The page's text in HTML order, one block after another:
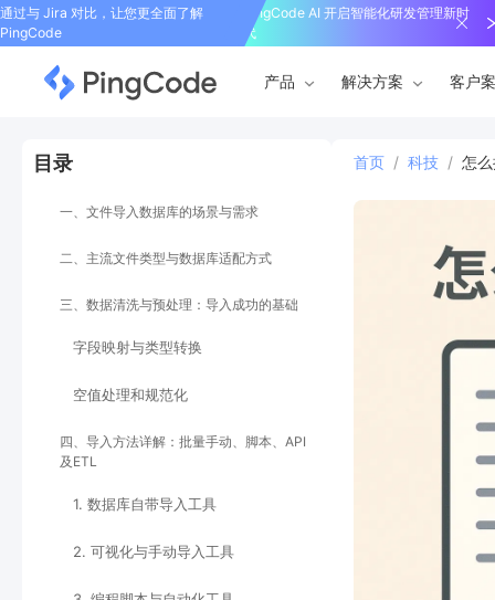
通过与 Jira 对比，让您更全面了解
PingCode
PingCode AI 开启智能化研发管理新时
代
产品 解决方案 客户
目录
一、文件导入数据库的场景与需求
二、主流文件类型与数据库适配方式
三、数据清洗与预处理：导入成功的基础
字段映射与类型转换
空值处理和规范化
四、导入方法详解：批量手动、脚本、API
及ETL
1. 数据库自带导入工具
2. 可视化与手动导入工具
首页 / 科技 / 怎